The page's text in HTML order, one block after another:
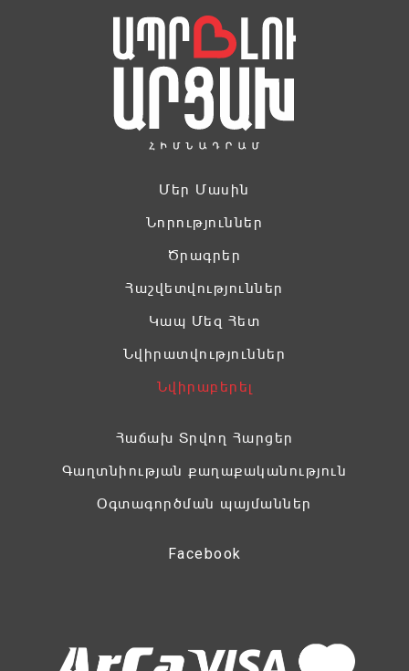
Մեր Մասին
Նորություններ
Ծրագրեր
Հաշվետվություններ
Կապ Մեզ Հետ
Նվիրատվություններ
Նվիրաբերել
Հաճախ Տրվող Հարցեր
Գաղտնիության քաղաքականություն
Օգտագործման պայմաններ
Facebook